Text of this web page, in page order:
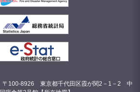
100-8926 東京都千代田区霞が関2－1－2 中